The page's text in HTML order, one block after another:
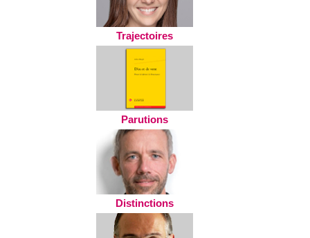
Trajectoires
Parutions
Distinctions